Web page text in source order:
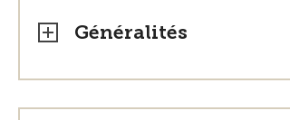
Généralités